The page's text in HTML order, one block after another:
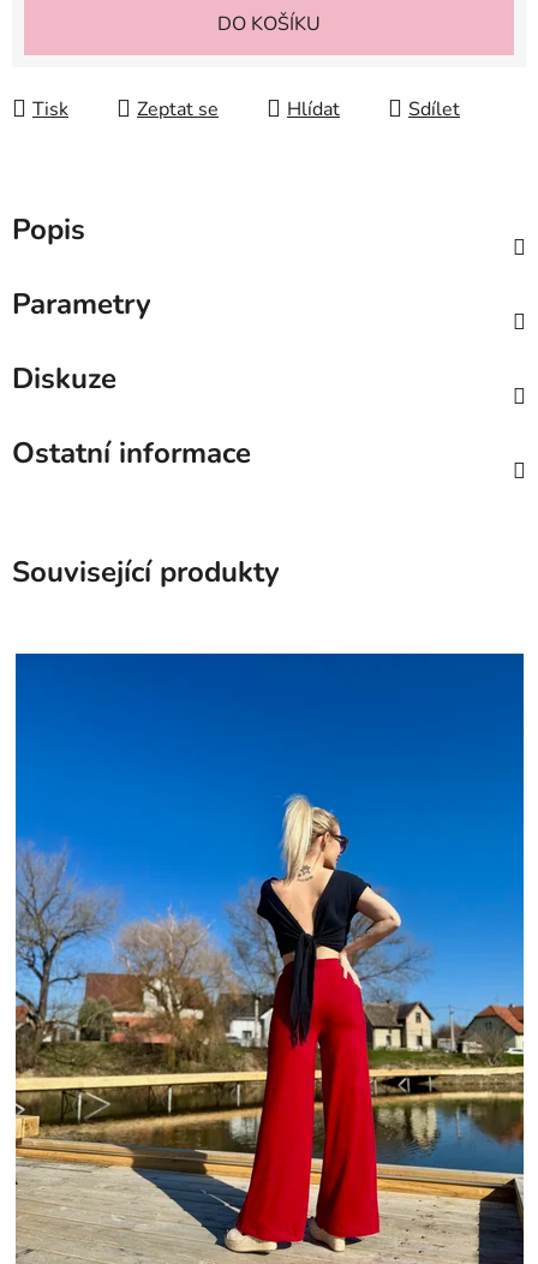
DO KOŠÍKU
Tisk Zeptat se Hlídat Sdílet
Popis
Parametry
Diskuze
Ostatní informace
Související produkty